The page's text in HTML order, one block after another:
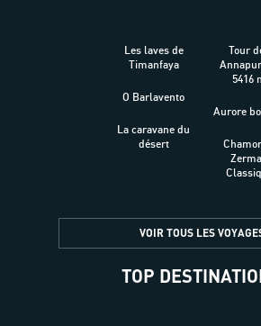
Les laves de
Timanfaya
O Barlavento
La caravane du
désert
Tour
5416
Aurore
VOIR TOUS LES
TOP